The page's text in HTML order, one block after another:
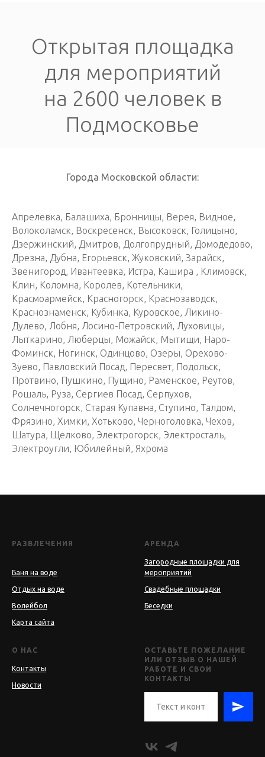
Открытая площадка
для мероприятий
на 2600 человек в
Подмосковье
Города Московской области:
Апрелевка, Балашиха, Бронницы, Верея, Видное,
Волоколамск, Воскресенск, Высоковск, Голицыно,
Дзержинский, Дмитров, Долгопрудный, Домодедово,
Дрезна, Дубна, Егорьевск, Жуковский, Зарайск,
Звенигород, Ивантеевка, Истра, Кашира , Климовск,
Клин, Коломна, Королев, Котельники,
Красмоармейск, Красногорск, Краснозаводск,
Краснознаменск, Кубинка, Куровское, Ликино-
Дулево, Лобня, Лосино-Петровский, Луховицы,
Лыткарино, Люберцы, Можайск, Мытищи, Наро-
Фоминск, Ногинск, Одинцово, Озеры, Орехово-
Зуево, Павловский Посад, Пересвет, Подольск,
Протвино, Пушкино, Пущино, Раменское, Реутов,
Рошаль, Руза, Сергиев Посад, Серпухов,
Солнечногорск, Старая Купавна, Ступино, Талдом,
Фрязино, Химки, Хотьково, Черноголовка, Чехов,
Шатура, Щелково, Электрогорск, Электросталь,
Электроугли, Юбилейный, Яхрома
РАЗВЛЕЧЕНИЯ
Баня на воде
Отдых на воде
Волейбол
Карта сайта
АРЕНДА
Загородные площадки для
мероприятий
Свадебные площадки
Беседки
О НАС
Контакты
Новости
ОСТАВЬТЕ ПОЖЕЛАНИЕ
ИЛИ ОТЗЫВ О НАШЕЙ
РАБОТЕ И СВОИ
КОНТАКТЫ